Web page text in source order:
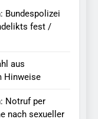
Bundespolizei
fest /
aus
Hinweise
Notruf per
nach sexueller